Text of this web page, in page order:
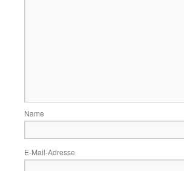
Name
E-Mail-Adresse